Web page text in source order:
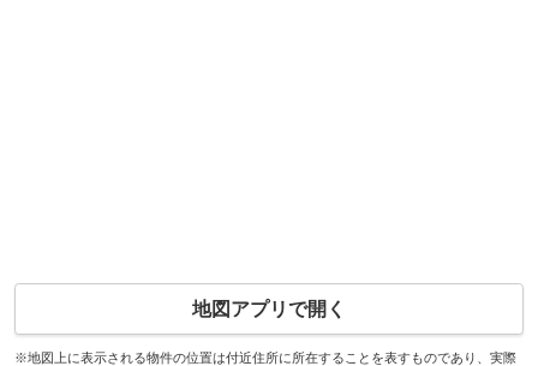
地図アプリで開く
※地図上に表示される物件の位置は付近住所に所在することを表すものであり、実際